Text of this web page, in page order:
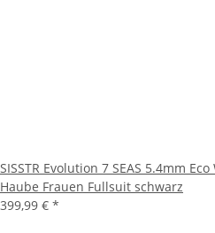
SISSTR Evolution 7 SEAS 5.4mm
Haube Frauen Fullsuit schwarz
399,99 € *